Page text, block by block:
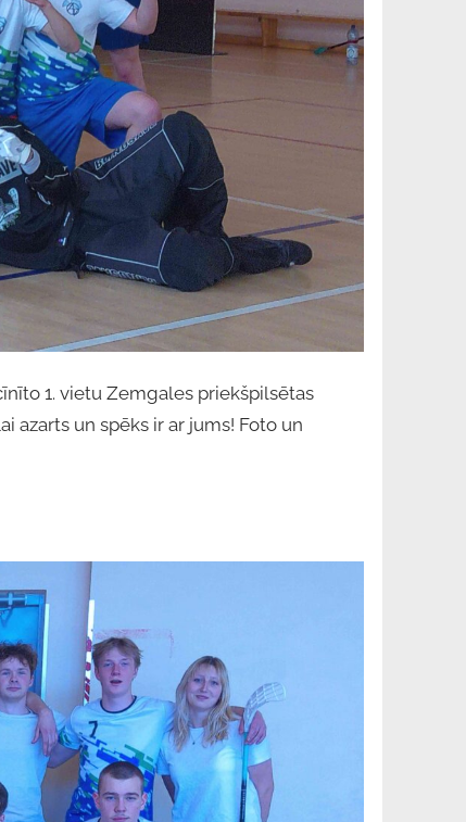
1. vietu Zemgales priekšpilsētas
azarts un spēks ir ar jums! Foto un